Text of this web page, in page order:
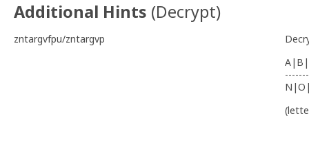
Additional Hints (Decrypt)
zntargvfpu/zntargvp